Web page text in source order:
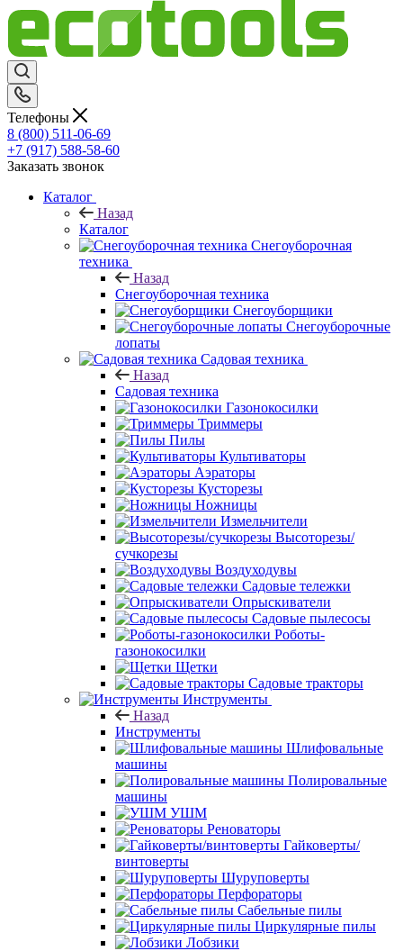
Телефоны
8 (800) 511-06-69
+7 (917) 588-58-60
Заказать звонок
Каталог
Назад
Каталог
Снегоуборочная
техника
Назад
Снегоуборочная техника
Снегоуборщики
Снегоуборочные
лопаты
Садовая техника
Назад
Садовая техника
Газонокосилки
Триммеры
Пилы
Культиваторы
Аэраторы
Кусторезы
Ножницы
Измельчители
Высоторезы/
сучкорезы
Воздуходувы
Садовые тележки
Опрыскиватели
Садовые пылесосы
Роботы-
газонокосилки
Щетки
Садовые тракторы
Инструменты
Назад
Инструменты
Шлифовальные
машины
Полировальные
машины
УШМ
Реноваторы
Гайковерты/
винтоверты
Шуруповерты
Перфораторы
Сабельные пилы
Циркулярные пилы
Лобзики